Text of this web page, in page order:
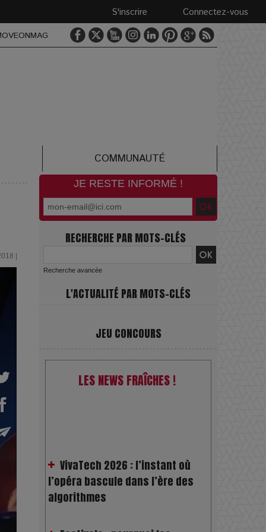
Connectez-vous
S'inscrire
COMMUNAUTÉ
|
JE RESTE INFORMÉ !
RECHERCHE PAR MOTS-CLÉS
Recherche avancée
L'ACTUALITÉ PAR MOTS-CLÉS
JEU CONCOURS
LES NEWS FRAÎCHES !
Festivals : pourquoi les
dérivés du chanvre gagnent en